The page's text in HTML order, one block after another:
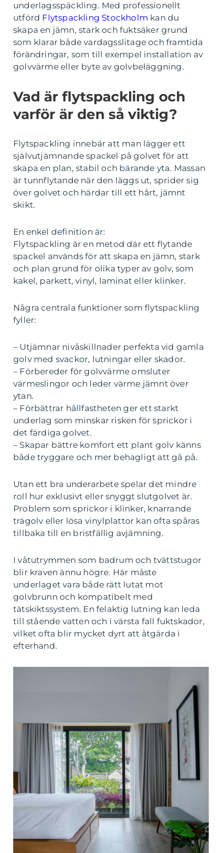
underlagsspäckling. Med professionellt
utförd Flytspackling Stockholm kan du
skapa en jämn, stark och fuktsäker grund
som klarar både vardagsslitage och framtida
förändringar, som till exempel installation av
golvvärme eller byte av golvbeläggning.
Vad är flytspackling och
varför är den så viktig?
Flytspackling innebär att man lägger ett
självutjämnande spackel på golvet för att
skapa en plan, stabil och bärande yta. Massan
är tunnflytande när den läggs ut, sprider sig
över golvet och härdar till ett hårt, jämnt
skikt.
En enkel definition är:
Flytspackling är en metod där ett flytande
spackel används för att skapa en jämn, stark
och plan grund för olika typer av golv, som
kakel, parkett, vinyl, laminat eller klinker.
Några centrala funktioner som flytspackling
fyller:
– Utjämnar nivåskillnader perfekta vid gamla
golv med svackor, lutningar eller skador.
– Förbereder för golvvärme omsluter
värmeslingor och leder värme jämnt över
ytan.
– Förbättrar hållfastheten ger ett starkt
underlag som minskar risken för sprickor i
det färdiga golvet.
– Skapar bättre komfort ett plant golv känns
både tryggare och mer behagligt att gå på.
Utan ett bra underarbete spelar det mindre
roll hur exklusivt eller snyggt slutgolvet är.
Problem som sprickor i klinker, knarrande
trägolv eller lösa vinylplattor kan ofta spåras
tillbaka till en bristfällig avjämning.
I våtutrymmen som badrum och tvättstugor
blir kraven ännu högre. Här måste
underlaget vara både rätt lutat mot
golvbrunn och kompatibelt med
tätskiktssystem. En felaktig lutning kan leda
till stående vatten och i värsta fall fuktskador,
vilket ofta blir mycket dyrt att åtgärda i
efterhand.